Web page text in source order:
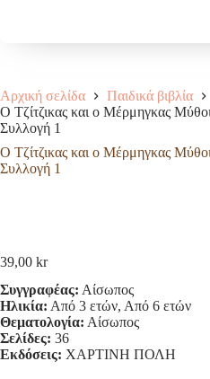
Αρχική σελίδα
Παιδικά βιβλία
Ο Τζίτζικας και ο Μέρμηγκας
Συλλογή 1
Ο Τζίτζικας και ο Μέρμηγκας
Συλλογή 1
39,00 kr
Συγγραφέας: Αίσωπος
Ηλικία: Από 3 ετών, Από 6 ετών
Θεματολογία: Αίσωπος
Σελίδες: 36
Εκδόσεις: ΧΑΡΤΙΝΗ ΠΟΛΗ